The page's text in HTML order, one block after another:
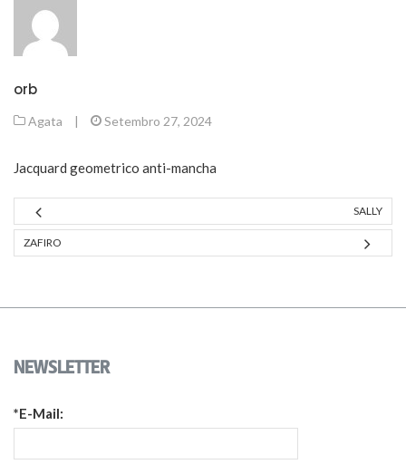
orb
Agata | Setembro 27, 2024
Jacquard geometrico anti-mancha
SALLY
ZAFIRO
NEWSLETTER
*E-Mail: